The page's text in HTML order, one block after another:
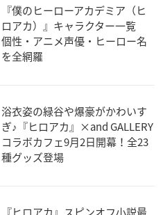
『僕のヒーローアカデミア（ヒ
ロアカ）』キャラクター一覧
個性・アニメ声優・ヒーロー名
を全網羅
浴衣姿の緑谷や爆豪がかわいす
ぎ♪『ヒロアカ』×and GALLERY
コラボカフェ9月2日開幕！全23
種グッズ登場